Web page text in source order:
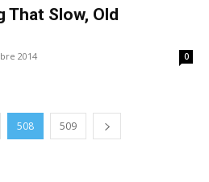
That Slow, Old
2014 0
508 509